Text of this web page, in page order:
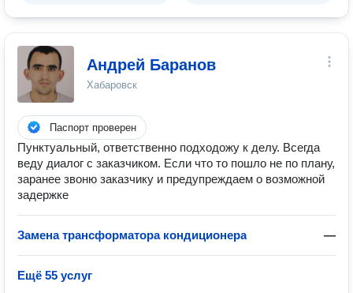
Андрей Баранов
Хабаровск
Паспорт проверен
Пунктуальный, ответственно подходожу к делу. Всегда
веду диалог с заказчиком. Если что то пошло не по плану,
заранее звоню заказчику и предупреждаем о возможной
задержке
Замена трансформатора кондиционера —
Ещё 55 услуг